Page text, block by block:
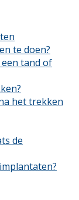
te doen?
tand of
het trekken
de